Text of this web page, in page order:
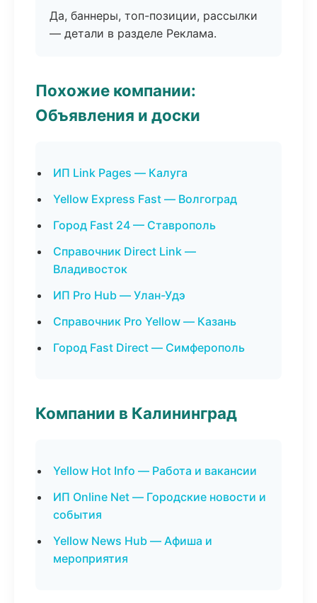
Да, баннеры, топ-позиции, рассылки
— детали в разделе Реклама.
Похожие компании:
Объявления и доски
ИП Link Pages — Калуга
Yellow Express Fast — Волгоград
Город Fast 24 — Ставрополь
Справочник Direct Link —
Владивосток
ИП Pro Hub — Улан-Удэ
Справочник Pro Yellow — Казань
Город Fast Direct — Симферополь
Компании в Калининград
Yellow Hot Info — Работа и вакансии
ИП Online Net — Городские новости и
события
Yellow News Hub — Афиша и
мероприятия